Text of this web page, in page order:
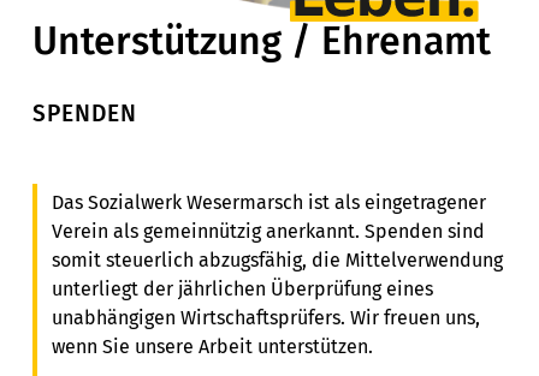
Unterstützung / Ehrenamt
SPENDEN
Das Sozialwerk Wesermarsch ist als eingetragener
Verein als gemeinnützig anerkannt. Spenden sind
somit steuerlich abzugsfähig, die Mittelverwendung
unterliegt der jährlichen Überprüfung eines
unabhängigen Wirtschaftsprüfers. Wir freuen uns,
wenn Sie unsere Arbeit unterstützen.